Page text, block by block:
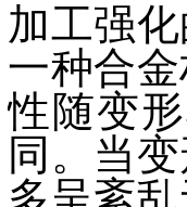
加工强
一种合
性随变
同。当